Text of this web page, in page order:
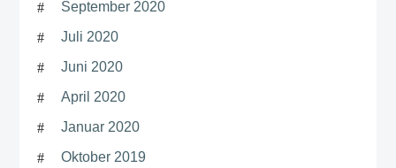
September 2020
Juli 2020
Juni 2020
April 2020
Januar 2020
Oktober 2019